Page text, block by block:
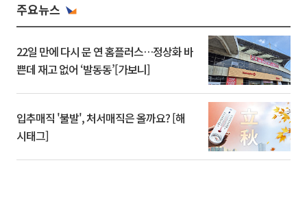
주요뉴스
22일 만에 다시 문 연 홈플러스…정상화 바
쁜데 재고 없어 ‘발동동’[가보니]
입추매직 '불발', 처서매직은 올까요? [해
시태그]